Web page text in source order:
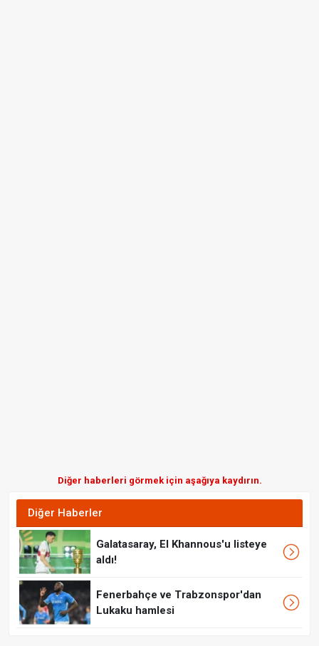
Diğer haberleri görmek için aşağıya kaydırın.
Diğer Haberler
Galatasaray, El Khannous'u listeye
aldı!
Fenerbahçe ve Trabzonspor'dan
Lukaku hamlesi